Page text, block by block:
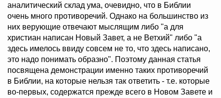
аналитический склад ума, очевидно, что в Библии
очень много противоречий. Однако на большинство из
них верующие отвечают мыслящим либо "а для
христиан написан Новый Завет, а не Ветхий" либо "а
здесь имелось ввиду совсем не то, что здесь написано,
это надо понимать образно". Поэтому данная статья
посвящена демонстрации именно таких противоречий
в Библии, на которые нельзя так ответить - т.е. которые
во-первых, содержатся прежде всего в Новом Завете и